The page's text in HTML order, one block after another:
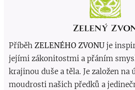
Příběh ZELENÉHO ZVONU je
jejími zákonitostmi a přáním
krajinou duše a těla. Je založen na
moudrosti našich předků a